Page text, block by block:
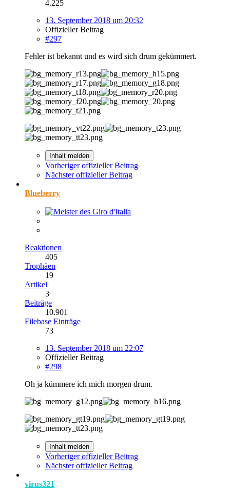
4.225
13. September 2018 um 20:32
Offizieller Beitrag
#297
Fehler ist bekannt und es wird sich drum gekümmert.
Inhalt melden
Vorheriger offizieller Beitrag
Nächster offizieller Beitrag
Blueberry
Reaktionen
405
Trophäen
19
Artikel
3
Beiträge
10.901
Filebase Einträge
73
13. September 2018 um 22:07
Offizieller Beitrag
#298
Oh ja kümmere ich mich morgen drum.
Inhalt melden
Vorheriger offizieller Beitrag
Nächster offizieller Beitrag
virus321